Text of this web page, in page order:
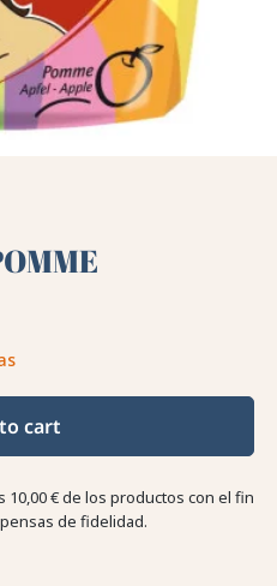
cart
€ de los productos con el fin
de fidelidad.